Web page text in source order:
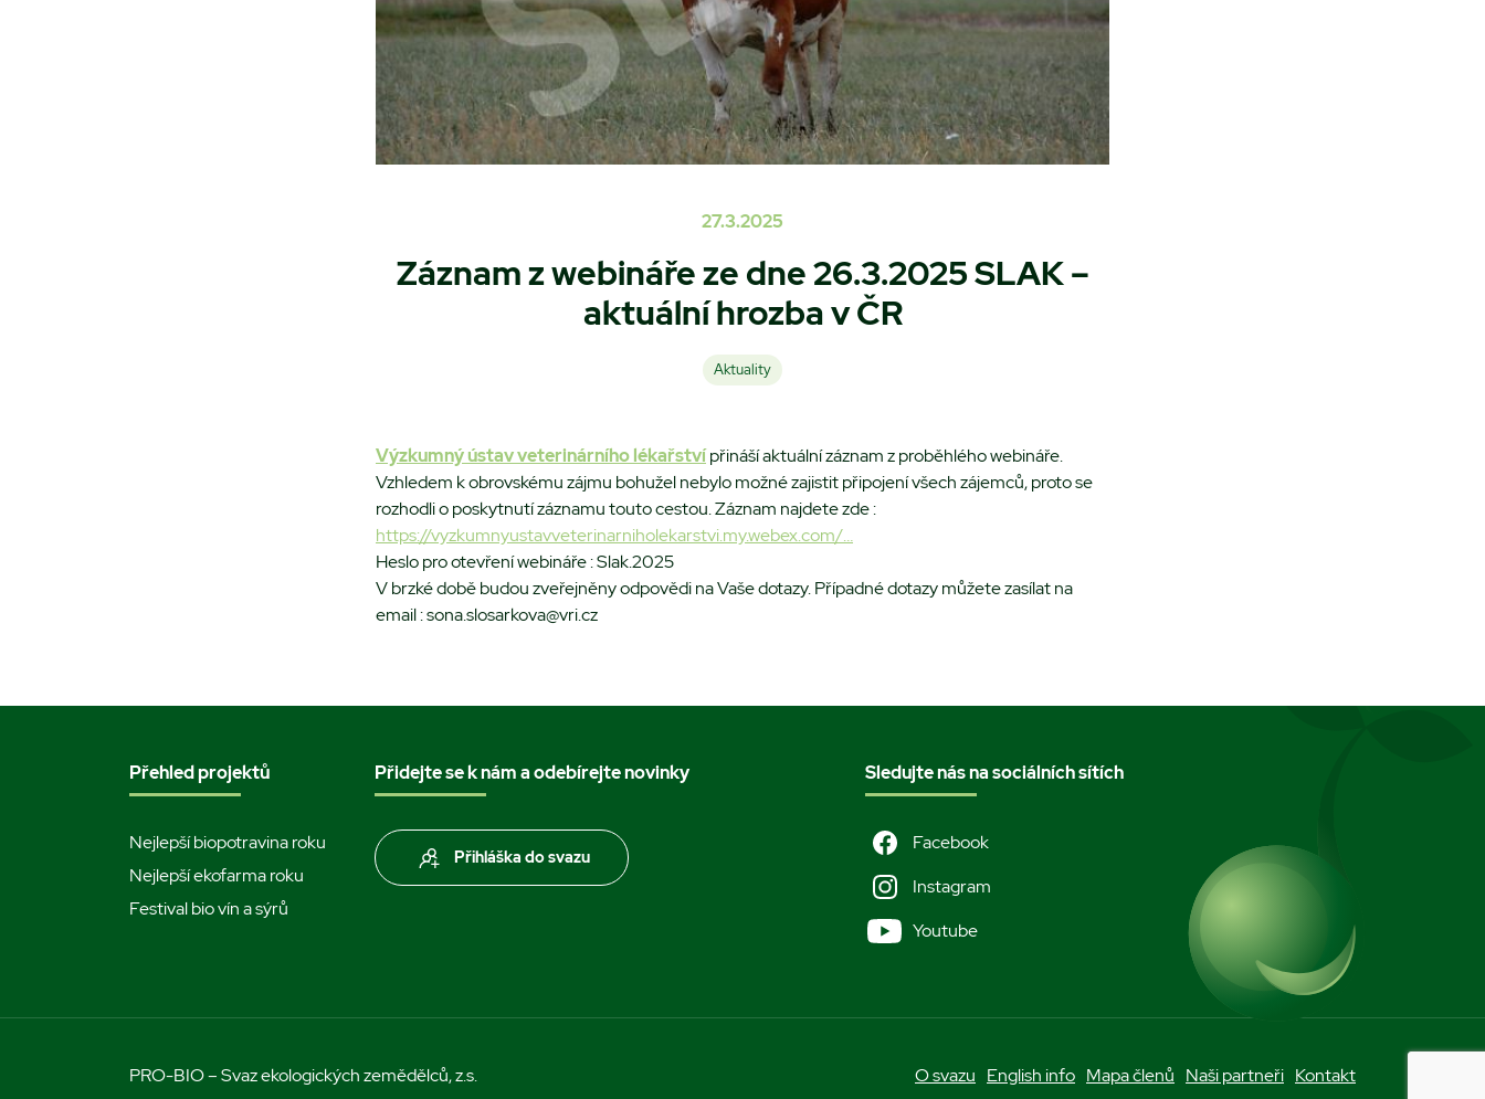
27.3.2025
Záznam z webináře ze dne 26.3.2025 SLAK –
aktuální hrozba v ČR
Aktuality
Výzkumný ústav veterinárního lékařstvípřináší aktuální záznam z proběhlého webináře.
Vzhledem k obrovskému zájmu bohužel nebylo možné zajistit připojení všech zájemců, proto se
rozhodli o poskytnutí záznamu touto cestou. Záznam najdete zde :
https://vyzkumnyustavveterinarniholekarstvi.my.webex.com/…
Heslo pro otevření webináře : Slak.2025
V brzké době budou zveřejněny odpovědi na Vaše dotazy. Případné dotazy můžete zasílat na
email : sona.slosarkova@vri.cz
Přehled projektů
Nejlepší biopotravina roku
Nejlepší ekofarma roku
Festival bio vín a sýrů
Přidejte se k nám a odebírejte novinky
Přihláška do svazu
Sledujte nás na sociálních sítích
Facebook
Instagram
Youtube
PRO-BIO – Svaz ekologických zemědělců, z.s. O svazu English info Mapa členů Naši partneři Kontakt